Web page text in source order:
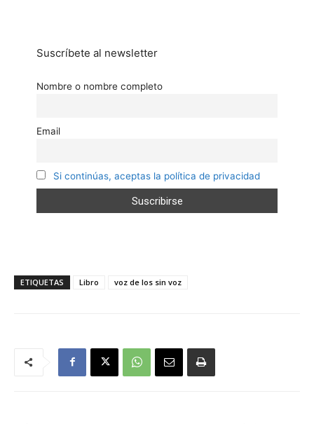
Suscríbete al newsletter
Nombre o nombre completo
Email
Si continúas, aceptas la política de privacidad
ETIQUETAS Libro voz de los sin voz